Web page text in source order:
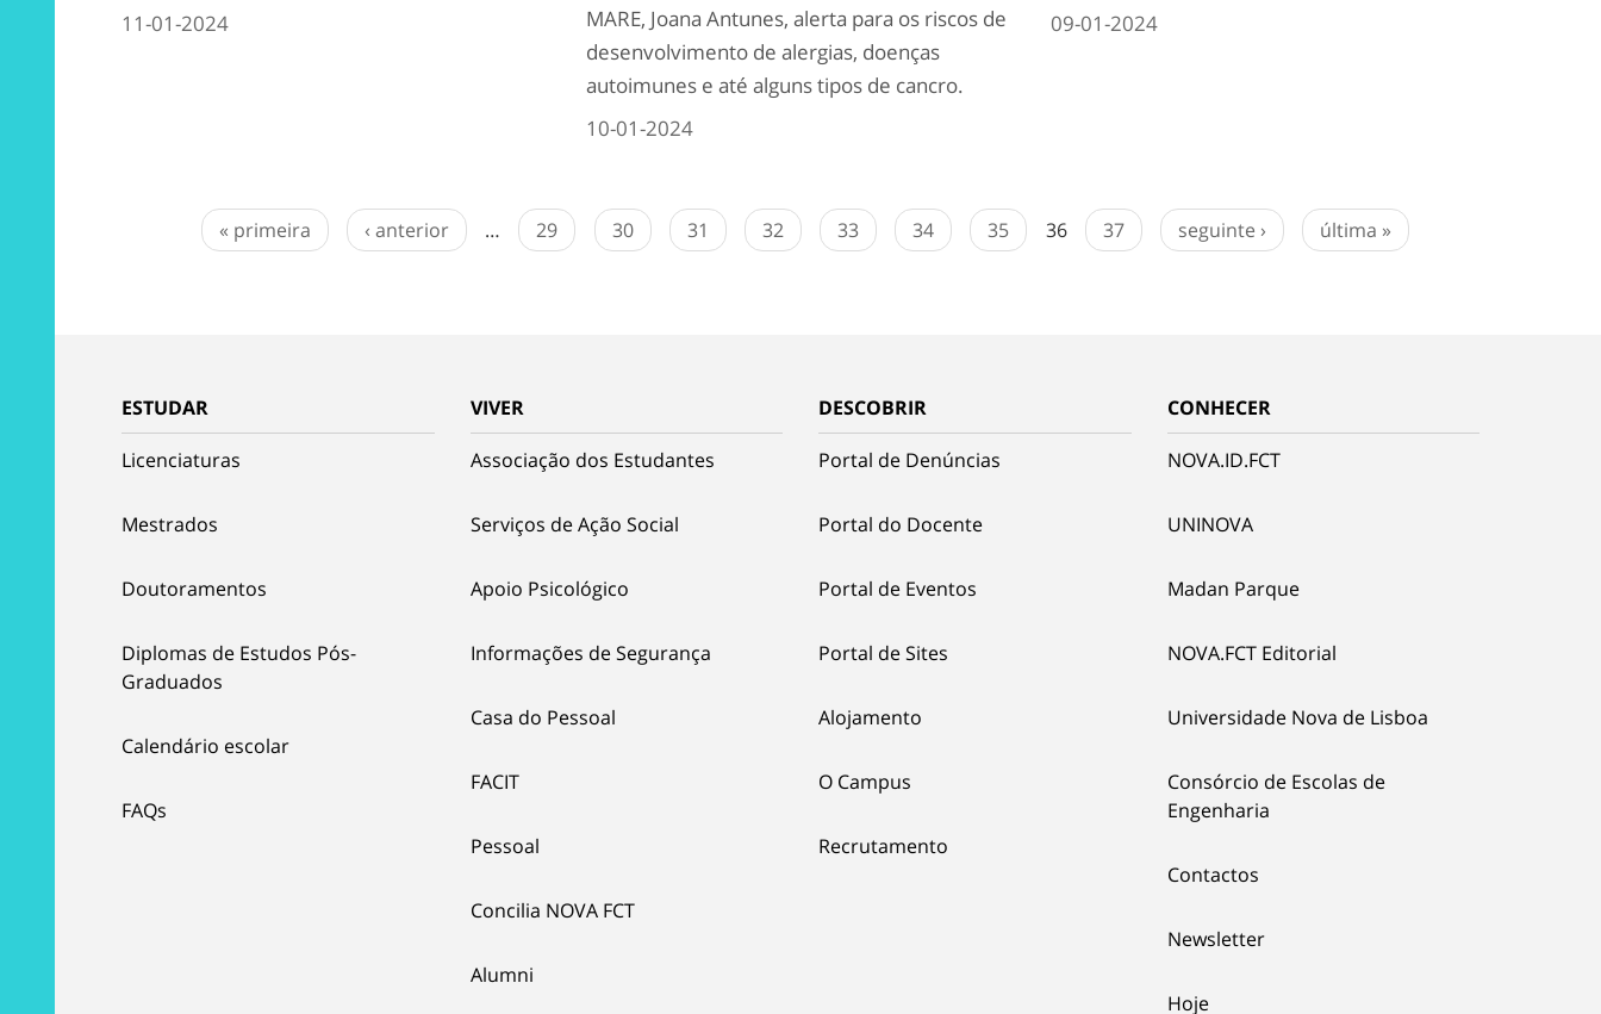
11-01-2024
MARE, Joana Antunes, alerta para os riscos de
desenvolvimento de alergias, doenças
autoimunes e até alguns tipos de cancro.
10-01-2024
09-01-2024
« primeira ‹ anterior … 29 30 31 32 33 34 35 36 37 seguinte › última »
ESTUDAR
Licenciaturas
Mestrados
Doutoramentos
Diplomas de Estudos Pós-
Graduados
Calendário escolar
FAQs
VIVER
Associação dos Estudantes
Serviços de Ação Social
Apoio Psicológico
Informações de Segurança
Casa do Pessoal
FACIT
Pessoal
Concilia NOVA FCT
Alumni
DESCOBRIR
Portal de Denúncias
Portal do Docente
Portal de Eventos
Portal de Sites
Alojamento
O Campus
Recrutamento
CONHECER
NOVA.ID.FCT
UNINOVA
Madan Parque
NOVA.FCT Editorial
Universidade Nova de Lisboa
Consórcio de Escolas de
Engenharia
Contactos
Newsletter
Hoje